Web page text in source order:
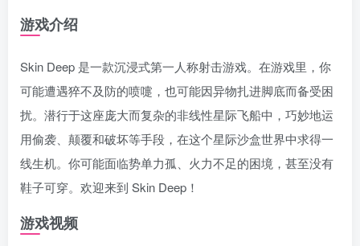
游戏介绍
Skin Deep 是一款沉浸式第一人称射击游戏。在游戏里，你
可能遭遇猝不及防的喷嚏，也可能因异物扎进脚底而备受困
扰。潜行于这座庞大而复杂的非线性星际飞船中，巧妙地运
用偷袭、颠覆和破坏等手段，在这个星际沙盒世界中求得一
线生机。你可能面临势单力孤、火力不足的困境，甚至没有
鞋子可穿。欢迎来到 Skin Deep！
游戏视频